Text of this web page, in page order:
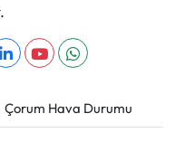
Çorum Hava Durumu